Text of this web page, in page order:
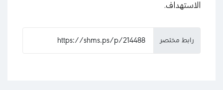
الاستهداف.
رابط مختصر